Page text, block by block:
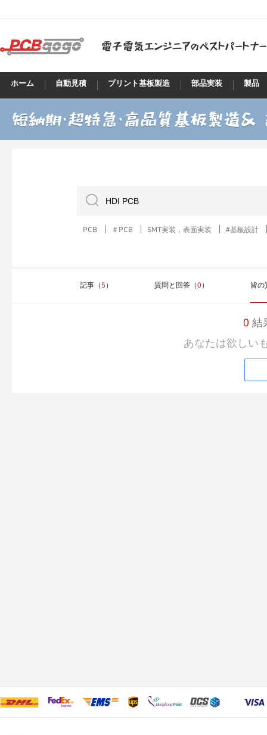
ホーム 自動見積 プリント基板製造 部品実装 製品
PCB ＃PCB SMT実装，表面実装 #基板設計
記事（5） 質問と回答（0） 皆の
0 結
あなたは欲しい